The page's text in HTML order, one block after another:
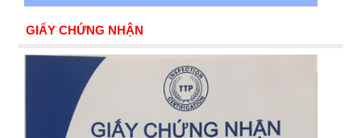
GIẤY CHỨNG NHẬN